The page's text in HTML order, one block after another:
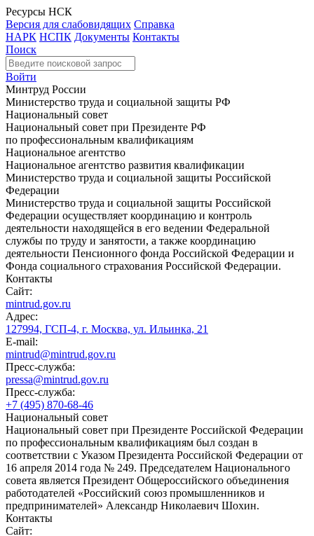
Ресурсы НСК
Версия для слабовидящих Справка
НАРК НСПК Документы Контакты
Поиск
Войти
Минтруд России
Министерство труда и социальной защиты РФ
Национальный совет
Национальный совет при Президенте РФ
по профессиональным квалификациям
Национальное агентство
Национальное агентство развития квалификации
Министерство труда и социальной защиты Российской
Федерации
Министерство труда и социальной защиты Российской
Федерации осуществляет координацию и контроль
деятельности находящейся в его ведении Федеральной
службы по труду и занятости, а также координацию
деятельности Пенсионного фонда Российской Федерации и
Фонда социального страхования Российской Федерации.
Контакты
Сайт:
mintrud.gov.ru
Адрес:
127994, ГСП-4, г. Москва, ул. Ильинка, 21
E-mail:
mintrud@mintrud.gov.ru
Пресс-служба:
pressa@mintrud.gov.ru
Пресс-служба:
+7 (495) 870-68-46
Национальный совет
Национальный совет при Президенте Российской Федерации
по профессиональным квалификациям был создан в
соответствии с Указом Президента Российской Федерации от
16 апреля 2014 года № 249. Председателем Национального
совета является Президент Общероссийского объединения
работодателей «Российский союз промышленников и
предпринимателей» Александр Николаевич Шохин.
Контакты
Сайт: